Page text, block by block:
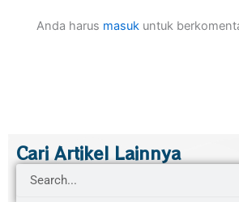
Anda harus masuk untuk
Cari Artikel Lainnya